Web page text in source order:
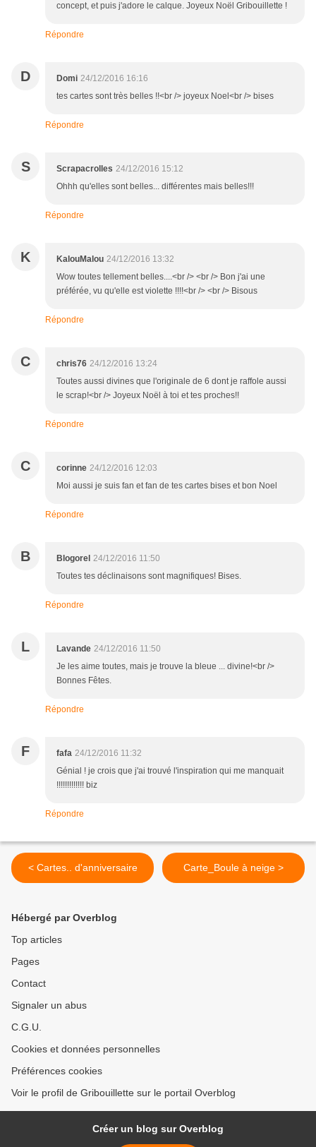
concept, et puis j'adore le calque. Joyeux Noël Gribouillette !
Répondre
D Domi 24/12/2016 16:16
tes cartes sont très belles !!<br /> joyeux Noel<br /> bises
Répondre
S Scrapacrolles 24/12/2016 15:12
Ohhh qu'elles sont belles... différentes mais belles!!!
Répondre
K KalouMalou 24/12/2016 13:32
Wow toutes tellement belles....<br /> <br /> Bon j'ai une
préférée, vu qu'elle est violette !!!!<br /> <br /> Bisous
Répondre
C chris76 24/12/2016 13:24
Toutes aussi divines que l'originale de 6 dont je raffole aussi
le scrap!<br /> Joyeux Noël à toi et tes proches!!
Répondre
C corinne 24/12/2016 12:03
Moi aussi je suis fan et fan de tes cartes bises et bon Noel
Répondre
B Blogorel 24/12/2016 11:50
Toutes tes déclinaisons sont magnifiques! Bises.
Répondre
L Lavande 24/12/2016 11:50
Je les aime toutes, mais je trouve la bleue ... divine!<br />
Bonnes Fêtes.
Répondre
F fafa 24/12/2016 11:32
Génial ! je crois que j'ai trouvé l'inspiration qui me manquait
!!!!!!!!!!!!! biz
Répondre
< Cartes.. d'anniversaire Carte_Boule à neige >
Hébergé par Overblog
Top articles
Pages
Contact
Signaler un abus
C.G.U.
Cookies et données personnelles
Préférences cookies
Voir le profil de Gribouillette sur le portail Overblog
Créer un blog sur Overblog